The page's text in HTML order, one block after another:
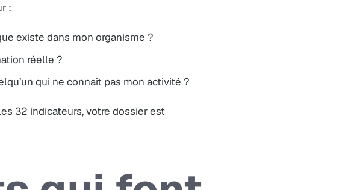
:
existe dans mon organisme ?
réelle ?
qui ne connaît pas mon activité ?
32 indicateurs, votre dossier est